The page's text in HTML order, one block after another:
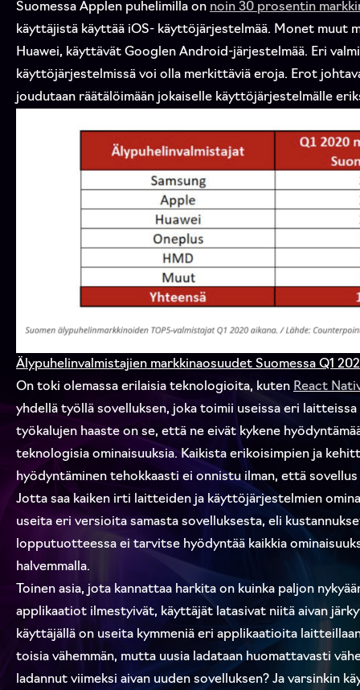
Suomessa Applen puhelimilla on noin 30 prosentin
käyttäjistä käyttää iOS- käyttöjärjestelmää. Monet muut
Huawei, käyttävät Googlen Android-järjestelmää. Eri
käyttöjärjestelmissä voi olla merkittäviä eroja. Erot
joudutaan räätälöimään jokaiselle käyttöjärjestelmälle
Älypuhelinvalmistajien markkinaosuudet Suomessa Q1
On toki olemassa erilaisia teknologioita, kuten React
yhdellä työllä sovelluksen, joka toimii useissa eri laitteissa
työkalujen haaste on se, että ne eivät kykene
teknologisia ominaisuuksia. Kaikista erikoisimpien ja
hyödyntäminen tehokkaasti ei onnistu ilman, että
Jotta saa kaiken irti laitteiden ja käyttöjärjestelmien
useita eri versioita samasta sovelluksesta, eli
lopputuotteessa ei tarvitse hyödyntää kaikkia
halvemmalla.
Toinen asia, jota kannattaa harkita on kuinka paljon
applikaatiot ilmestyivät, käyttäjät latasivat niitä aivan
käyttäjällä on useita kymmeniä eri applikaatioita
toisia vähemmän, mutta uusia ladataan huomattavasti
ladannut viimeksi aivan uuden sovelluksen? Ja varsinkin